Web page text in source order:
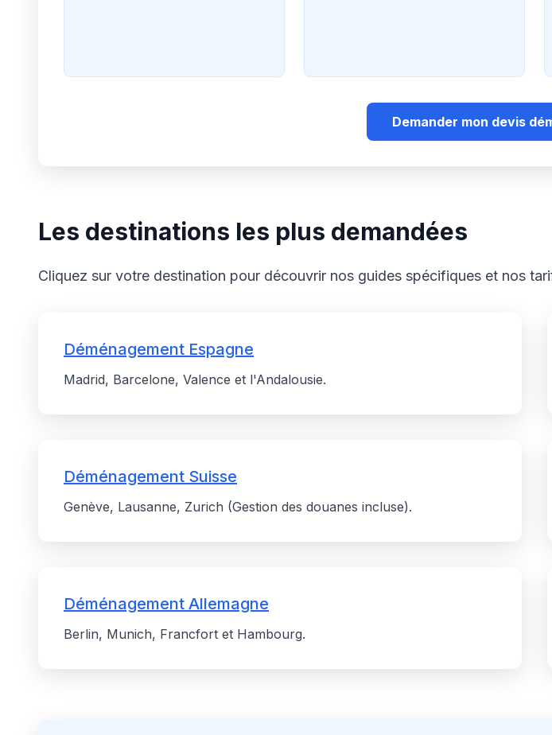
Demander mon devis
Les destinations les plus demandées
Cliquez sur votre destination pour découvrir nos guides spécifiques et nos
Déménagement Espagne
Madrid, Barcelone, Valence et l'Andalousie.
Déménagement Suisse
Genève, Lausanne, Zurich (Gestion des douanes incluse).
Déménagement Allemagne
Berlin, Munich, Francfort et Hambourg.